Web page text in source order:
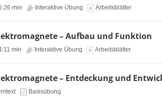
min Interaktive Übung Arbeitsblätter
– Aufbau und Funktion
min Interaktive Übung Arbeitsblätter
– Entdeckung und
Basisübung